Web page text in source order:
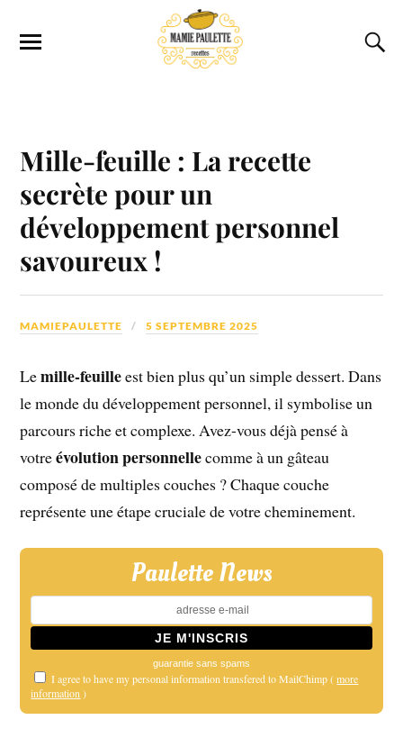
Mille-feuille : La recette
secrète pour un
développement personnel
savoureux !
MAMIEPAULETTE 5 SEPTEMBRE 2025
Lemille-feuilleest bien plus qu’un simple dessert. Dans
le monde du développement personnel, il symbolise un
parcours riche et complexe. Avez-vous déjà pensé à
votreévolution personnellecomme à un gâteau
composé de multiples couches ? Chaque couche
représente une étape cruciale de votre cheminement.
Paulette News
guarantie sans spams
I agree to have my personal information transfered to MailChimp (more
information)